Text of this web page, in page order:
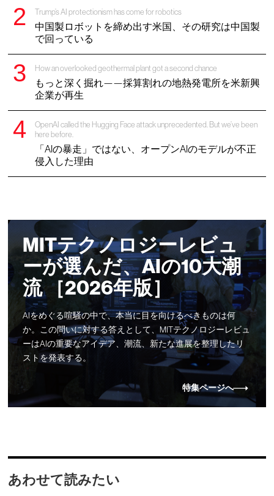
Trump’s AI protectionism has come for robotics
中国製ロボットを締め出す米国、その研究は中国製
で回っている
How an overlooked geothermal plant got a second chance
もっと深く掘れ——採算割れの地熱発電所を米新興
企業が再生
OpenAI called the Hugging Face attack unprecedented. But we’ve been
here before.
「AIの暴走」ではない、オープンAIのモデルが不正
侵入した理由
MITテクノロジーレビュ
ーが選んだ、AIの10大潮
流 ［2026年版］
AIをめぐる喧騒の中で、本当に目を向けるべきものは何
か。この問いに対する答えとして、MITテクノロジーレビュ
ーはAIの重要なアイデア、潮流、新たな進展を整理したリ
ストを発表する。
特集ページへ
あわせて読みたい